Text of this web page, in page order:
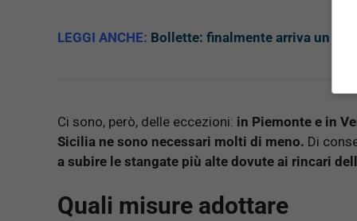
LEGGI ANCHE: Bollette: finalmente arriva un
Ci sono, però, delle eccezioni: in Piemonte e in
Sicilia ne sono necessari molti di meno. Di
a subire le stangate più alte dovute ai rincari
Quali misure adottare